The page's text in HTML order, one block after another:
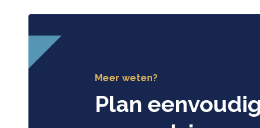
Plan
Meer weten?